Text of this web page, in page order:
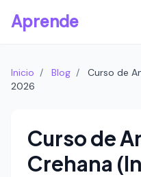
Aprende
Inicio / Blog /
Curso de
2026
Curso de
Crehana